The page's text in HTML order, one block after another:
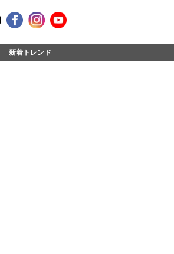
新着トレンド